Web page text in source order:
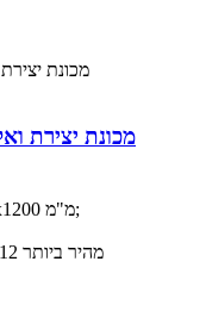
אזור יצירת ואקום בגודל 1.680x1200 מ"מ;